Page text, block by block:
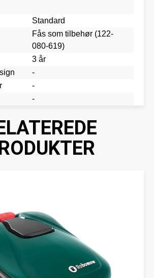
Standard
Fås som tilbehør (122-
080-619)
3 år
-
-
-